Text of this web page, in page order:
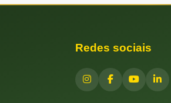
Redes sociais